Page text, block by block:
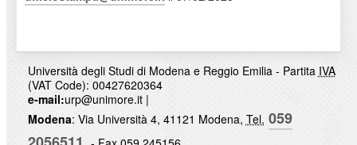
Università degli Studi di Modena e Reggio Emilia - Partita IVA
(VAT Code): 00427620364
e-mail:urp@unimore.it|
Modena: Via Università 4, 41121 Modena, Tel. 059